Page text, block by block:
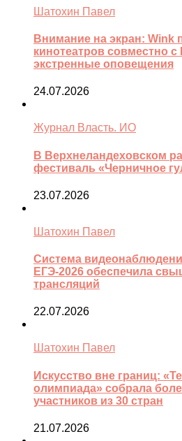
Шатохин Павел
Внимание на экран: Wink
кинотеатров совместно
экстренные оповещения
24.07.2026
Журнал Власть. ИО
В Верхнеландеховском
фестиваль «Черничное
23.07.2026
Шатохин Павел
Система
ЕГЭ-2026 обеспечила
трансляций
22.07.2026
Шатохин Павел
Искусство вне границ:
олимпиада» собрала
участников из 30 стран
21.07.2026